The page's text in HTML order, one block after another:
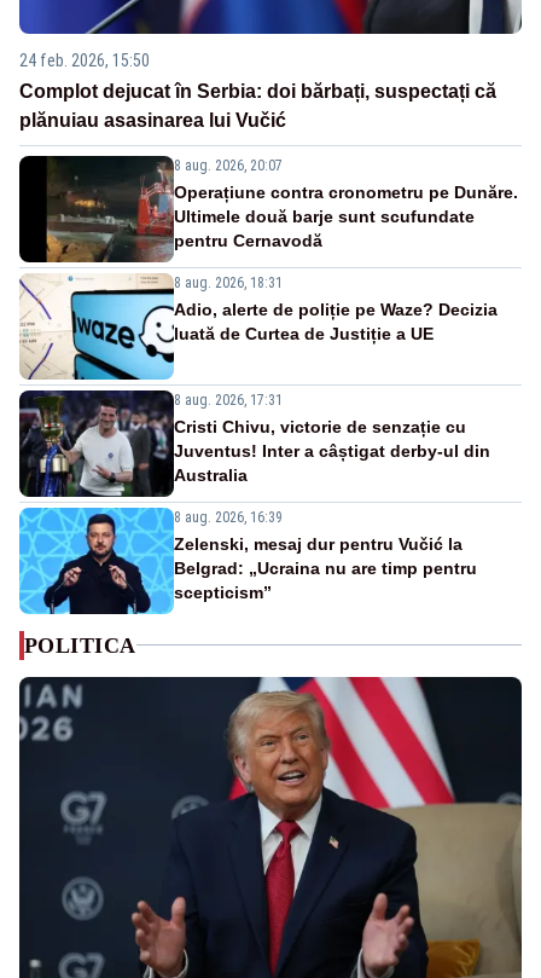
24 feb. 2026, 15:50
Complot dejucat în Serbia: doi bărbați, suspectați că
plănuiau asasinarea lui Vučić
8 aug. 2026, 20:07
Operațiune contra cronometru pe Dunăre.
Ultimele două barje sunt scufundate
pentru Cernavodă
8 aug. 2026, 18:31
Adio, alerte de poliție pe Waze? Decizia
luată de Curtea de Justiție a UE
8 aug. 2026, 17:31
Cristi Chivu, victorie de senzație cu
Juventus! Inter a câștigat derby-ul din
Australia
8 aug. 2026, 16:39
Zelenski, mesaj dur pentru Vučić la
Belgrad: „Ucraina nu are timp pentru
scepticism”
POLITICA